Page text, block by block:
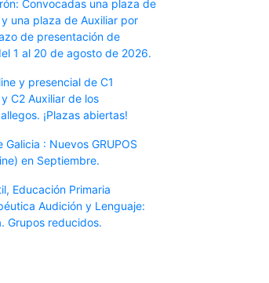
Convocadas una plaza de
una plaza de Auxiliar por
de presentación de
1 al 20 de agosto de 2026.
y presencial de C1
C2 Auxiliar de los
¡Plazas abiertas!
Galicia : Nuevos GRUPOS
en Septiembre.
Educación Primaria
Audición y Lenguaje:
Grupos reducidos.